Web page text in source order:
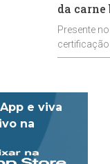
da
Presente
e viva
na